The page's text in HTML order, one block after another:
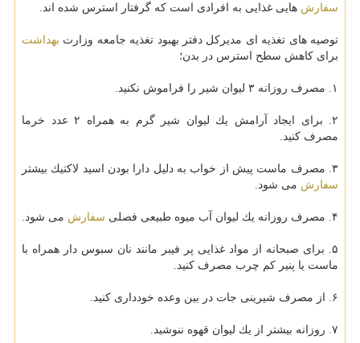
سفارش هایی غذایی به افرادی است كه گرفتار استرس شده اند.
توصیه های تغذیه ای مدیركل دفتر بهبود تغذیه جامعه وزارت بهداشت
برای كاهش سطح استرس در بدن؛
۱. مصرف روزانه ۳ لیوان شیر را فراموش نكنید.
۲. برای ایجاد آرامش یك لیوان شیر گرم به همراه ۲ عدد خرما
مصرف كنید.
۳. مصرف ماست پیش از خواب به دلیل دارا بودن اسید لاكتیك بیشتر
سفارش می شود.
۴. مصرف روزانه یك لیوان آب میوه طبیعی فصلی سفارش می شود.
۵. برای صبحانه از مواد غذایی پر فیبر مانند نان سبوس دار همراه با
ماست یا پنیر كم چرب مصرف كنید.
۶. از مصرف شیرینی جات در بین وعده خودداری كنید.
۷. روزانه بیشتر از یك لیوان قهوه ننوشید.